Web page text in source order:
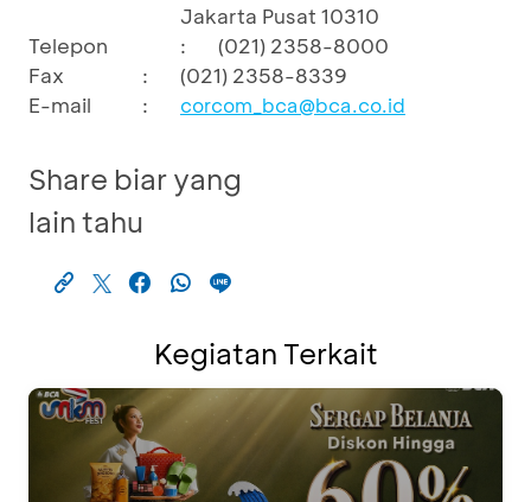
Jakarta Pusat 10310
Telepon
:
(021) 2358-8000
Fax
:
(021) 2358-8339
E-mail
: corcom_bca@bca.co.id
Share biar yang
lain tahu
Kegiatan Terkait